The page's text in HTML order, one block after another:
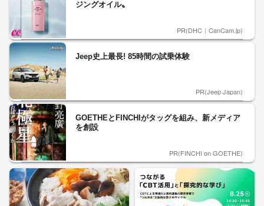
ジングオイル〟
PR(DHC｜CanCam.jp)
Jeep史上最長! 85時間の試乗体験
PR(Jeep Japan)
GOETHEとFINCHIがタッグを組み、新メディア
を創設
PR(FINCHI on GOETHE)